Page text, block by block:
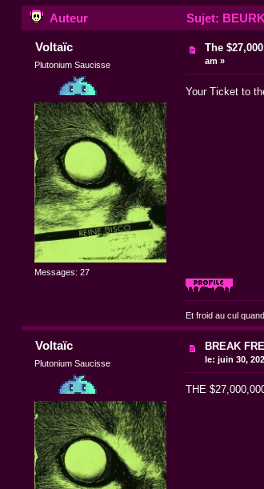
Auteur Sujet:
Voltaïc
Plutonium Saucisse
Messages: 27
The
am »
Your Ticket to
Et froid au cul
Voltaïc
Plutonium Saucisse
BREAK
le: juin 30,
THE